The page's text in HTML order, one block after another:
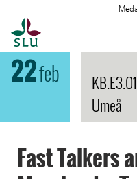
22feb
Umeå
Fast Talkers